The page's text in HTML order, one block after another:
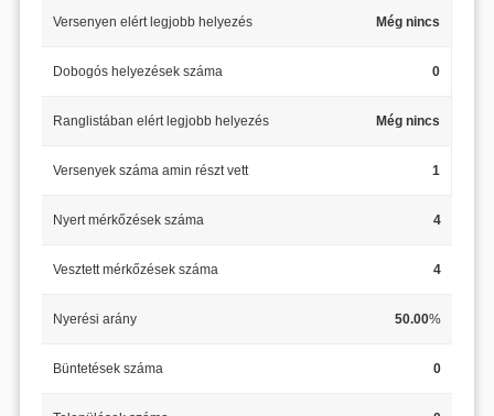
Versenyen elért legjobb helyezés Még nincs
Dobogós helyezések száma 0
Ranglistában elért legjobb helyezés Még nincs
Versenyek száma amin részt vett 1
Nyert mérkőzések száma 4
Vesztett mérkőzések száma 4
Nyerési arány 50.00%
Büntetések száma 0